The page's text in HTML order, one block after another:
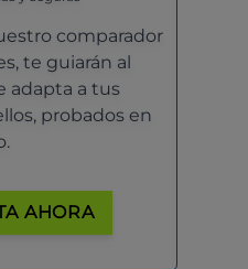
comparador
te guiarán al
adapta a tus
probados en
AHORA